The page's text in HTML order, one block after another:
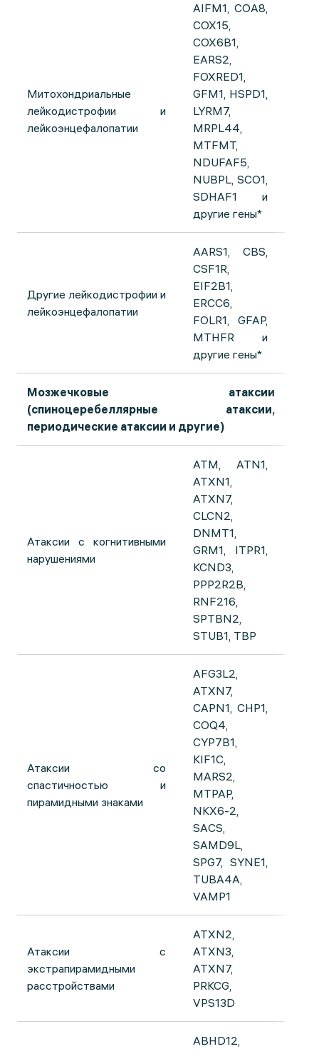
Митохондриальные
лейкодистрофии и
лейкоэнцефалопатии
AIFM1, COA8,
COX15,
COX6B1,
EARS2,
FOXRED1,
GFM1, HSPD1,
LYRM7,
MRPL44,
MTFMT,
NDUFAF5,
NUBPL, SCO1,
SDHAF1 и
другие гены*
Другие лейкодистрофии и
лейкоэнцефалопатии
AARS1, CBS,
CSF1R,
EIF2B1,
ERCC6,
FOLR1, GFAP,
MTHFR и
другие гены*
Мозжечковые атаксии
(спиноцеребеллярные атаксии,
периодические атаксии и другие)
Атаксии с когнитивными
нарушениями
ATM, ATN1,
ATXN1,
ATXN7,
CLCN2,
DNMT1,
GRM1, ITPR1,
KCND3,
PPP2R2B,
RNF216,
SPTBN2,
STUB1, TBP
Атаксии со
спастичностью и
пирамидными знаками
AFG3L2,
ATXN7,
CAPN1, CHP1,
COQ4,
CYP7B1,
KIF1C,
MARS2,
MTPAP,
NKX6-2,
SACS,
SAMD9L,
SPG7, SYNE1,
TUBA4A,
VAMP1
Атаксии с
экстрапирамидными
расстройствами
ATXN2,
ATXN3,
ATXN7,
PRKCG,
VPS13D
ABHD12,